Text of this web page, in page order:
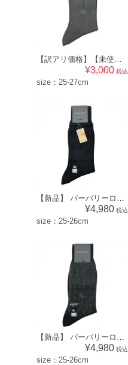
【訳アリ価格】【未使用品】 バーバリーロンドン BURBERRY LONDON メンズ 靴下 ソックス （無地×ワンポイント柄）グレー系 [size:25-27cm] 53674
¥3,000 税込
size：25-27cm
【新品】 バーバリーロンドン BURBERRY LONDON メンズ 靴下 ソックス （模様×ワンポイント柄）ブラック系 [size:25-26cm] 56881
¥4,980 税込
size：25-26cm
【新品】 バーバリーロンドン BURBERRY LONDON メンズ 靴下 ソックス （模様×ワンポイント柄）ブラック系 [size:25-26cm] 56885
¥4,980 税込
size：25-26cm